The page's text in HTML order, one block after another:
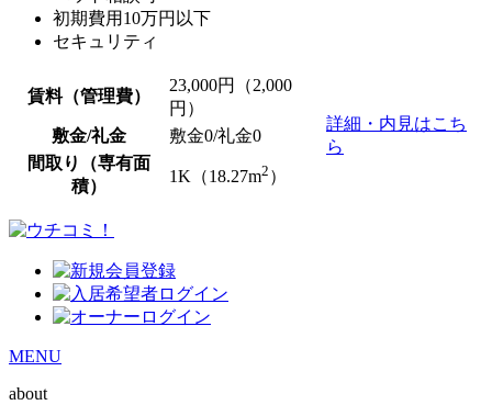
初期費用10万円以下
セキュリティ
賃料（管理費）
23,000円（2,000
円）
詳細・内見はこち
ら
敷金/礼金 敷金0/礼金0
間取り（専有面
積）
1K（18.27m2 ）
MENU
about